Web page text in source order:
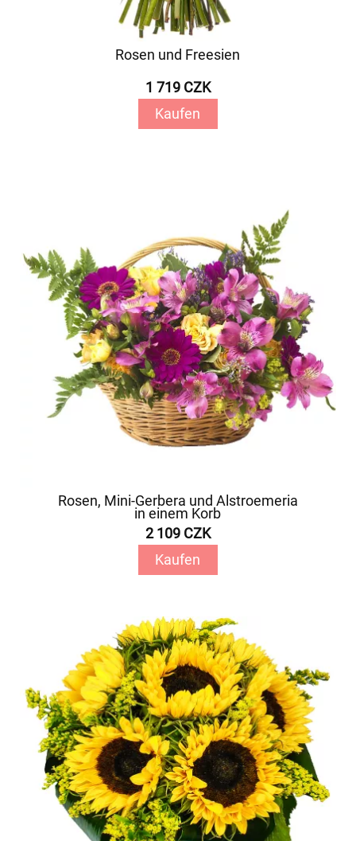
Rosen und Freesien
1 719 CZK
Kaufen
Rosen, Mini-Gerbera und Alstroemeria
in einem Korb
2 109 CZK
Kaufen